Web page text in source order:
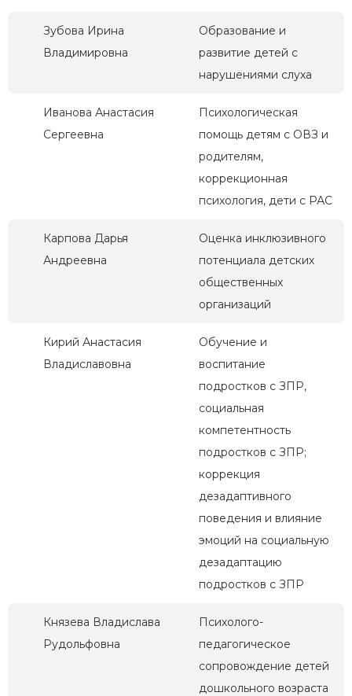
Зубова Ирина
Владимировна
Образование и
развитие детей с
нарушениями слуха
Иванова Анастасия
Сергеевна
Психологическая
помощь детям с ОВЗ и
родителям,
коррекционная
психология, дети с РАС
Карпова Дарья
Андреевна
Оценка инклюзивного
потенциала детских
общественных
организаций
Кирий Анастасия
Владиславовна
Обучение и
воспитание
подростков с ЗПР,
социальная
компетентность
подростков с ЗПР;
коррекция
дезадаптивного
поведения и влияние
эмоций на социальную
дезадаптацию
подростков с ЗПР
Князева Владислава
Рудольфовна
Психолого-
педагогическое
сопровождение детей
дошкольного возраста